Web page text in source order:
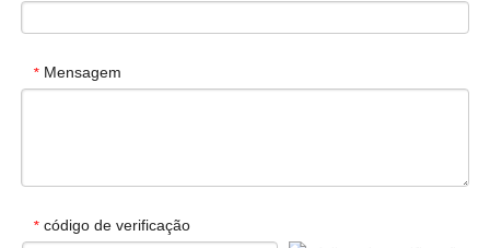
* Mensagem
* código de verificação